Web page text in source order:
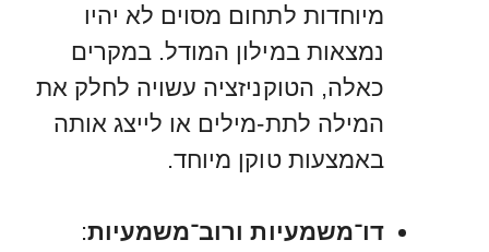
מיוחדות לתחום מסוים לא יהיו
נמצאות במילון המודל. במקרים
כאלה, הטוקניזציה עשויה לחלק את
המילה לתת-מילים או לייצג אותה
באמצעות טוקן מיוחד.
דו־משמעיות ורוב־משמעיות: